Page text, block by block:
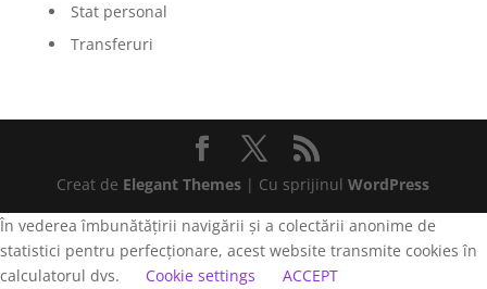
Stat personal
Transferuri
Creat de Elegant Themes | Cu sprijinulWordPress
În vederea îmbunătățirii navigării și a colectării anonime de
statistici pentru perfecționare, acest website transmite cookies în
calculatorul dvs.
Cookie settings
ACCEPT